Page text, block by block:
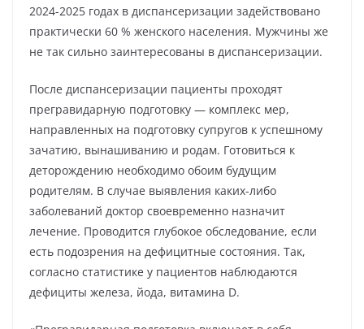
2024-2025 годах в диспансеризации задействовано
практически 60 % женского населения. Мужчины же
не так сильно заинтересованы в диспансеризации.
После диспансеризации пациенты проходят
прегравидарную подготовку — комплекс мер,
направленных на подготовку супругов к успешному
зачатию, вынашиванию и родам. Готовиться к
деторождению необходимо обоим будущим
родителям. В случае выявления каких-либо
заболеваний доктор своевременно назначит
лечение. Проводится глубокое обследование, если
есть подозрения на дефицитные состояния. Так,
согласно статистике у пациентов наблюдаются
дефициты железа, йода, витамина D.